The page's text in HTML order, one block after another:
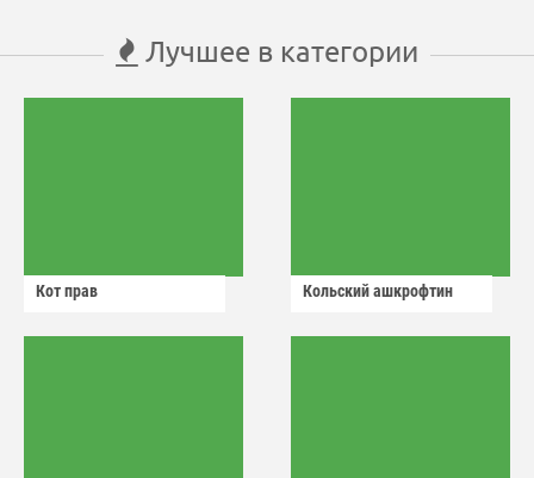
Лучшее в категории
Кот прав Кольский ашкрофтин